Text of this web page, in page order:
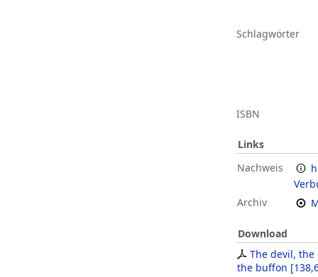
Schlagwörter
ISBN
Links
Nachweis
Archiv
Download
The devil,
the buffon [